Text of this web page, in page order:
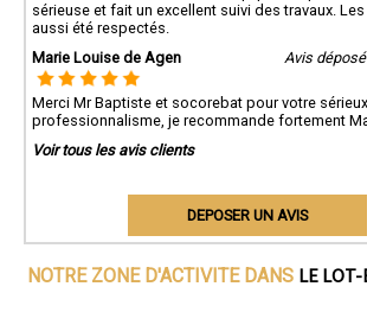
sérieuse et fait un excellent suivi des travaux.
aussi été respectés.
Marie Louise de Agen
Avis
Merci Mr Baptiste et socorebat pour votre
professionnalisme, je recommande fortement
Voir tous les avis clients
DEPOSER UN AVIS
NOTRE ZONE D'ACTIVITE DANS LE